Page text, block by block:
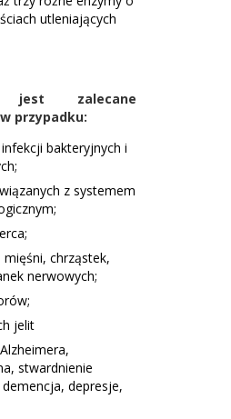
utleniających
jest zalecane
przypadku:
bakteryjnych i
z systemem
mięśni, chrząstek,
nerwowych;
jelit
stwardnienie
depresje,